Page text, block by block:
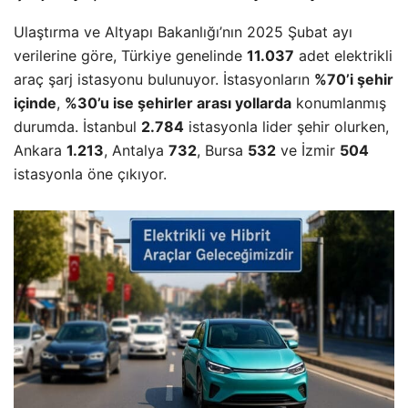
Ulaştırma ve Altyapı Bakanlığı’nın 2025 Şubat ayı
verilerine göre, Türkiye genelinde 11.037 adet elektrikli
araç şarj istasyonu bulunuyor. İstasyonların %70’i şehir
içinde, %30’u ise şehirler arası yollarda konumlanmış
durumda. İstanbul 2.784 istasyonla lider şehir olurken,
Ankara 1.213, Antalya 732, Bursa 532 ve İzmir 504
istasyonla öne çıkıyor.